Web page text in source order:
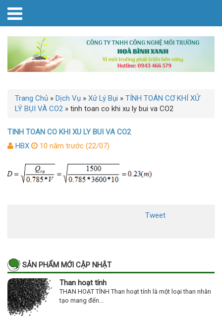
Trang Chủ » Dịch Vụ » Xử Lý Bụi » TÍNH TOÁN CƠ KHÍ XỬ
LÝ BỤI VÀ CO2 » tinh toan co khi xu ly bui va CO2
TINH TOAN CO KHI XU LY BUI VA CO2
HBX
10 năm trước (22/07)
Tweet
SẢN PHẨM MỚI CẬP NHẬT
Than hoạt tính
THAN HOẠT TÍNH Than hoạt tính là một loại than nhân
tạo mang đến...